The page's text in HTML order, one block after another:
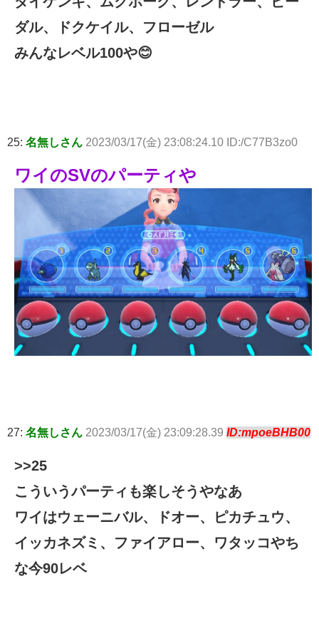
ダル、ドクケイル、フローゼル
みんなレベル100や😊
25: 名無しさん 2023/03/17(金) 23:08:24.10 ID:/C77B3zo0
ワイのSVのパーティや
27: 名無しさん 2023/03/17(金) 23:09:28.39 ID:mpoeBHB00
>>25
こういうパーティも楽しそうやなあ
ワイはウェーニバル、ドオー、ピカチュウ、
イッカネズミ、ファイアロー、ワタッコやち
な今90レベ